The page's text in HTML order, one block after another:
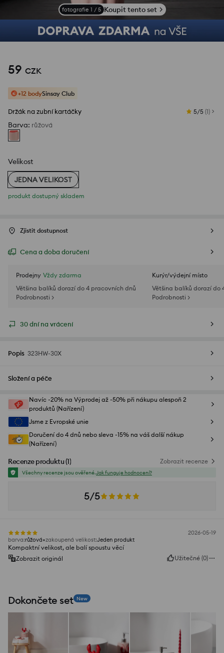
fotografie 1 / 5 Koupit tento set
59 CZK
+12 bodySinsay Club
Držák na zubní kartáčky 5/5 (1)
Barva: růžová
Velikost
JEDNA VELIKOST
produkt dostupný skladem
Zjistit dostupnost
Cena a doba doručení
Prodejny Vždy zdarma
Většina balíků dorazí do 4 pracovních dnů
Podrobnosti >
Kurýr/výdejní místo
Většina balíků dorazí do
Podrobnosti >
30 dní na vrácení
Popis 323HW-30X
Složení a péče
Navíc -20% na Výprodej až -50% při nákupu alespoň 2
produktů (Nařízení)
Jsme z Evropské unie
Doručení do 4 dnů nebo sleva -15% na váš další nákup
(Nařízení)
Recenze produktu(1) Zobrazit recenze
Všechny recenze jsou ověřené.Jak funguje hodnocení?
5/5
2026-05-19
barva:růžová zakoupená velikost:Jeden produkt
Kompaktní velikost, ale balí spoustu věcí
Zobrazit originál
Užitečné (0)
Dokončete set New